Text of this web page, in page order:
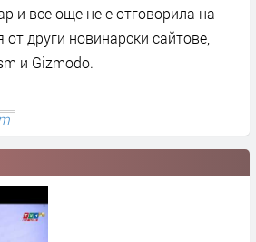
и все още не е отговорила на
други новинарски сайтове,
и Gizmodo.